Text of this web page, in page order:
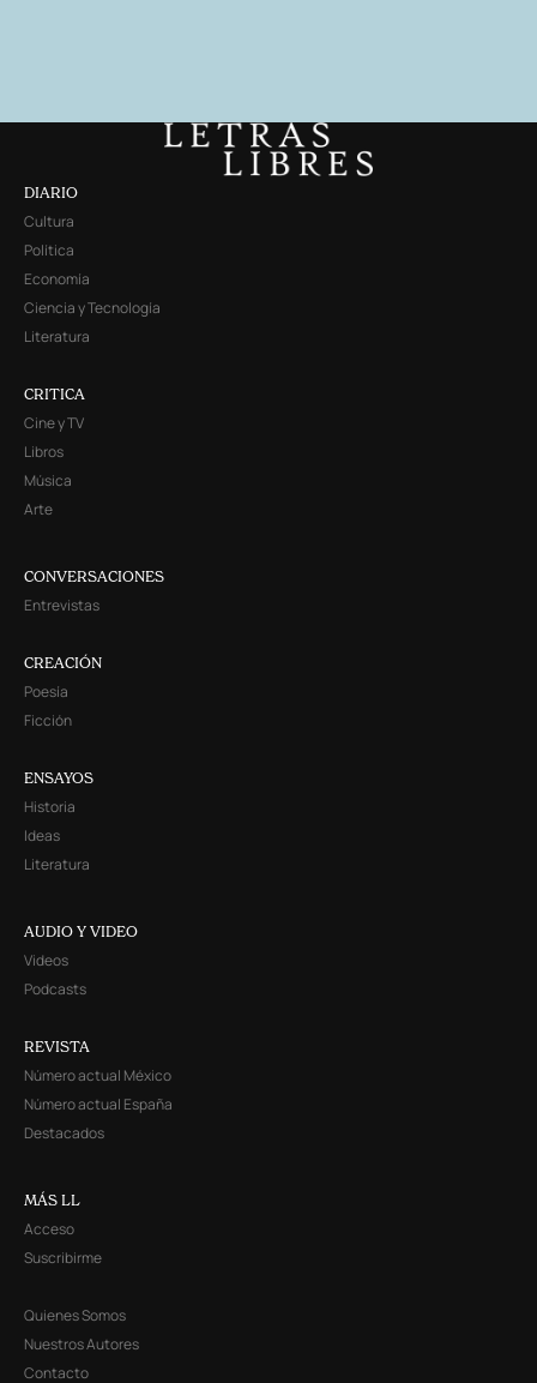
DIARIO
Cultura
Política
Economía
Ciencia y Tecnología
Literatura
CRITICA
Cine y TV
Libros
Música
Arte
CONVERSACIONES
Entrevistas
CREACIÓN
Poesía
Ficción
ENSAYOS
Historia
Ideas
Literatura
AUDIO Y VIDEO
Videos
Podcasts
REVISTA
Número actual México
Número actual España
Destacados
MÁS LL
Acceso
Suscribirme
Quienes Somos
Nuestros Autores
Contacto